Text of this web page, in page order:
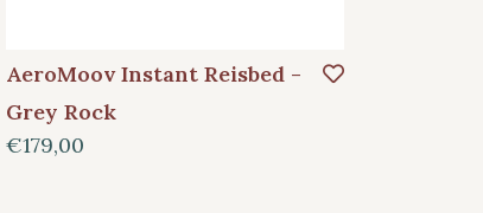
AeroMoov Instant Reisbed -
Grey Rock
€179,00